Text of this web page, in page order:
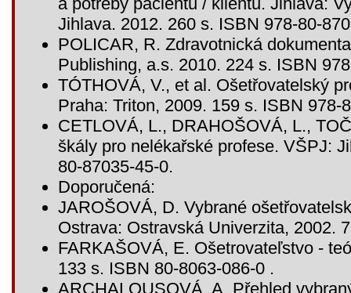
Jihlava. 2012. 260 s. ISBN 978-80-
POLICAR, R. Zdravotnická
Publishing, a.s. 2010. 224 s. ISBN
TÓTHOVÁ, V., et al. Ošetřovatelský
Praha: Triton, 2009. 159 s. ISBN 978-
CETLOVÁ, L., DRAHOŠOVÁ, L.,
škály pro nelékařské profese. VŠPJ:
80-87035-45-0.
Doporučená:
JAROŠOVÁ, D. Vybrané
Ostrava: Ostravská Univerzita, 2002.
FARKAŠOVÁ, E. Ošetrovateľstvo -
133 s. ISBN 80-8063-086-0 .
ARCHALOUSOVÁ, A. Přehled